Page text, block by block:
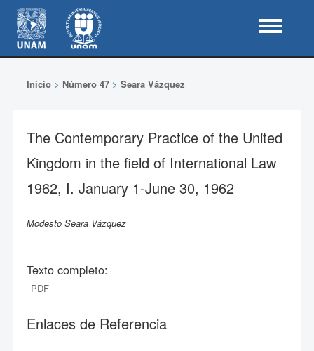
Inicio> Número 47> Seara Vázquez
The Contemporary Practice of the United
Kingdom in the field of International Law
1962, I. January 1-June 30, 1962
Modesto Seara Vázquez
Texto completo:
PDF
Enlaces de Referencia